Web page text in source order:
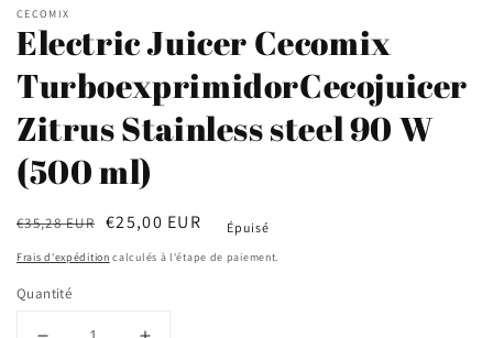
dans
une
fenêtre
modale
CECOMIX
Electric Juicer Cecomix
TurboexprimidorCecojuicer
Zitrus Stainless steel 90 W
(500 ml)
Prix
habituel
€35,28 EUR
Prix
soldé
€25,00 EUR Épuisé
Frais d'expédition calculés à l'étape de paiement.
Quantité